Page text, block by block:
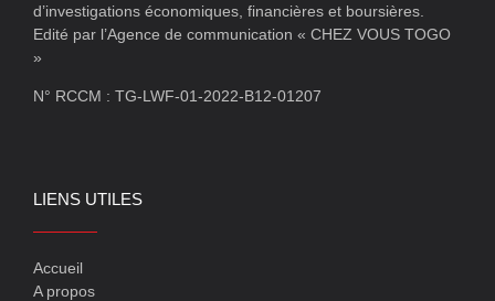
d’investigations économiques, financières et boursières.
Edité par l’Agence de communication « CHEZ VOUS TOGO
»
N° RCCM : TG-LWF-01-2022-B12-01207
LIENS UTILES
Accueil
A propos